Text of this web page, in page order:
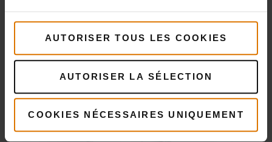
AUTORISER TOUS LES COOKIES
AUTORISER LA SÉLECTION
COOKIES NÉCESSAIRES UNIQUEMENT
détails
Voir